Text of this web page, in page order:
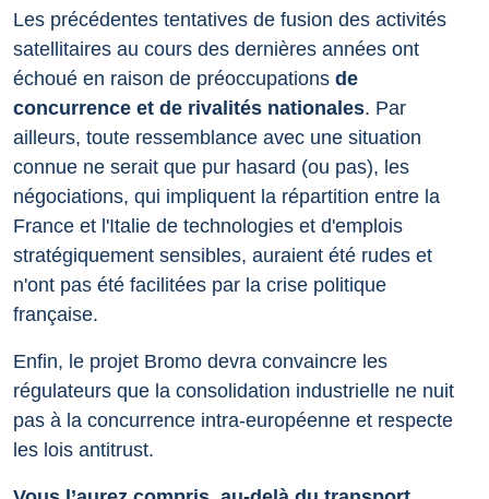
Les précédentes tentatives de fusion des activités
satellitaires au cours des dernières années ont
échoué en raison de préoccupations de
concurrence et de rivalités nationales. Par
ailleurs, toute ressemblance avec une situation
connue ne serait que pur hasard (ou pas), les
négociations, qui impliquent la répartition entre la
France et l'Italie de technologies et d'emplois
stratégiquement sensibles, auraient été rudes et
n'ont pas été facilitées par la crise politique
française.
Enfin, le projet Bromo devra convaincre les
régulateurs que la consolidation industrielle ne nuit
pas à la concurrence intra-européenne et respecte
les lois antitrust.